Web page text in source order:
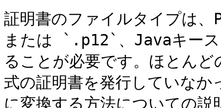
証明書のファイルタイプは
または `.p12`、Javaキー
ることが必要です。ほとん
式の証明書を発行していな
に変換する方法についての